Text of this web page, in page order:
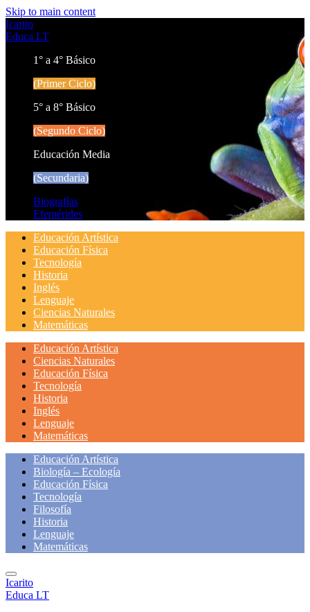
Skip to main content
Icarito
Educa LT
1° a 4° Básico
(Primer Ciclo)
5° a 8° Básico
(Segundo Ciclo)
Educación Media
(Secundaria)
Biografías
Efemérides
Educación Artística
Educación Física
Tecnología
Historia
Inglés
Lenguaje
Ciencias Naturales
Matemáticas
Educación Artística
Ciencias Naturales
Educación Física
Tecnología
Historia
Inglés
Lenguaje
Matemáticas
Educación Artística
Biología – Ecología
Educación Física
Tecnología
Filosofía
Historia
Lenguaje
Matemáticas
Icarito
Educa LT